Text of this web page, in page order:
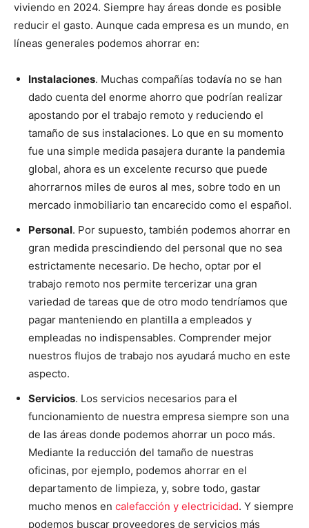
viviendo en 2024. Siempre hay áreas donde es posible
reducir el gasto. Aunque cada empresa es un mundo, en
líneas generales podemos ahorrar en:
Instalaciones. Muchas compañías todavía no se han
dado cuenta del enorme ahorro que podrían realizar
apostando por el trabajo remoto y reduciendo el
tamaño de sus instalaciones. Lo que en su momento
fue una simple medida pasajera durante la pandemia
global, ahora es un excelente recurso que puede
ahorrarnos miles de euros al mes, sobre todo en un
mercado inmobiliario tan encarecido como el español.
Personal. Por supuesto, también podemos ahorrar en
gran medida prescindiendo del personal que no sea
estrictamente necesario. De hecho, optar por el
trabajo remoto nos permite tercerizar una gran
variedad de tareas que de otro modo tendríamos que
pagar manteniendo en plantilla a empleados y
empleadas no indispensables. Comprender mejor
nuestros flujos de trabajo nos ayudará mucho en este
aspecto.
Servicios. Los servicios necesarios para el
funcionamiento de nuestra empresa siempre son una
de las áreas donde podemos ahorrar un poco más.
Mediante la reducción del tamaño de nuestras
oficinas, por ejemplo, podemos ahorrar en el
departamento de limpieza, y, sobre todo, gastar
mucho menos en calefacción y electricidad. Y siempre
podemos buscar proveedores de servicios más